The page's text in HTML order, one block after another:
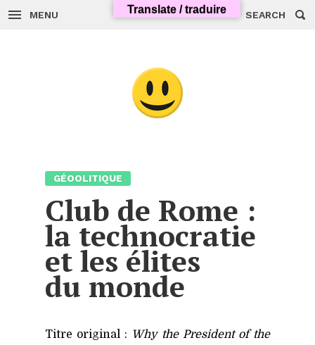
to
MENU SEARCH
GÉOOLITIQUE
Club de Rome :
la technocratie
et les élites
du monde
Titre original : Why the President of the
Translate / traduire